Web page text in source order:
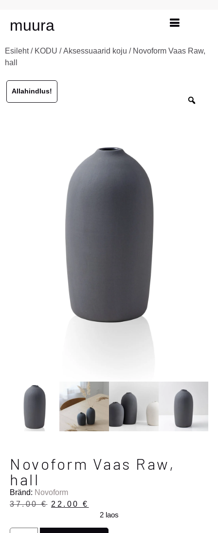
muura
Esileht/ KODU /Aksessuaarid koju / Novoform Vaas Raw,
hall
Allahindlus!
Novoform Vaas Raw,
hall
Bränd: Novoform
37.00€ 22.00 €
2 laos